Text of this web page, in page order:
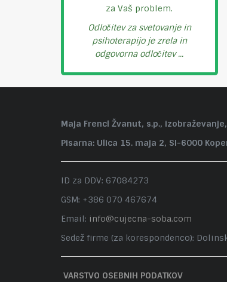
za Vaš problem.
Odločitev za svetovanje in
psihoterapijo je zrela in
odgovorna odločitev ...
Maja Frencl Žvanut, s.p.,
Pisarna: Ulica 15. maja 2, SI-6000
ID za DDV: 67084273
GSM: +386 070 467674
Email: info@cujecna-soba.com
Sedež firme (za korespondenco):
VARSTVO OSEBNIH PODATKOV